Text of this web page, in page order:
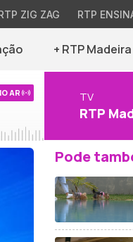
ZIG ZAG RTP
+ RTP Madeira
AR TV
RTP
Pode